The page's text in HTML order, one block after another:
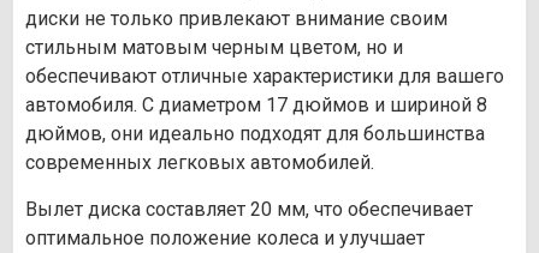
диски не только привлекают внимание своим
стильным матовым черным цветом, но и
обеспечивают отличные характеристики для вашего
автомобиля. С диаметром 17 дюймов и шириной 8
дюймов, они идеально подходят для большинства
современных легковых автомобилей.
Вылет диска составляет 20 мм, что обеспечивает
оптимальное положение колеса и улучшает